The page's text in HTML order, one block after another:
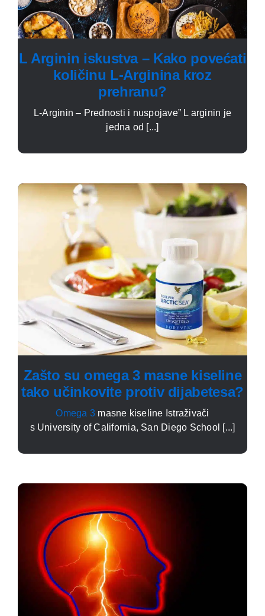
L Arginin iskustva – Kako povećati
količinu L-Arginina kroz
prehranu?
L-Arginin – Prednosti i nuspojave” L arginin je
jedna od [...]
Zašto su omega 3 masne kiseline
tako učinkovite protiv dijabetesa?
Omega 3 masne kiseline Istraživači
s University of California, San Diego School [...]